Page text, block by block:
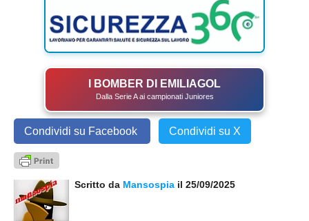
I BOMBER DI EMILIAGOL
Dalla Serie A ai campionati Juniores
Condividi su Facebook Condividi su X
Scritto da Mansospia il 25/09/2025